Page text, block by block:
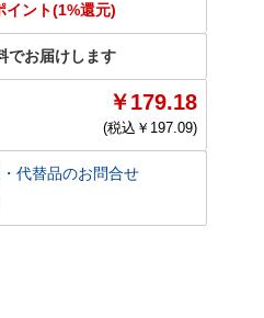
イント(1%還元)
でお届けします
￥179.18
(税込￥ 197.09)
代替品のお問合せ